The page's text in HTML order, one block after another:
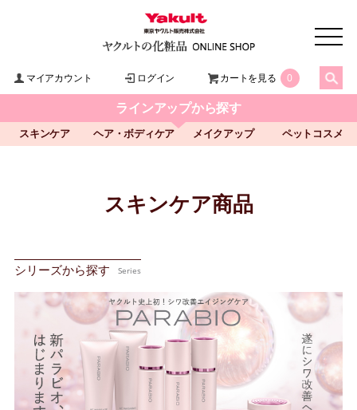
マイアカウント ログイン カートを見る 0
ラインアップから探す
スキンケア ヘア・ボディケア メイクアップ ペットコスメ
スキンケア商品
シリーズから探す Series